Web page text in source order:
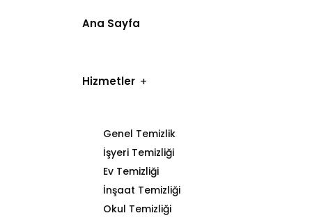
Ana Sayfa
Hizmetler
Genel Temizlik
İşyeri Temizliği
Ev Temizliği
İnşaat Temizliği
Okul Temizliği